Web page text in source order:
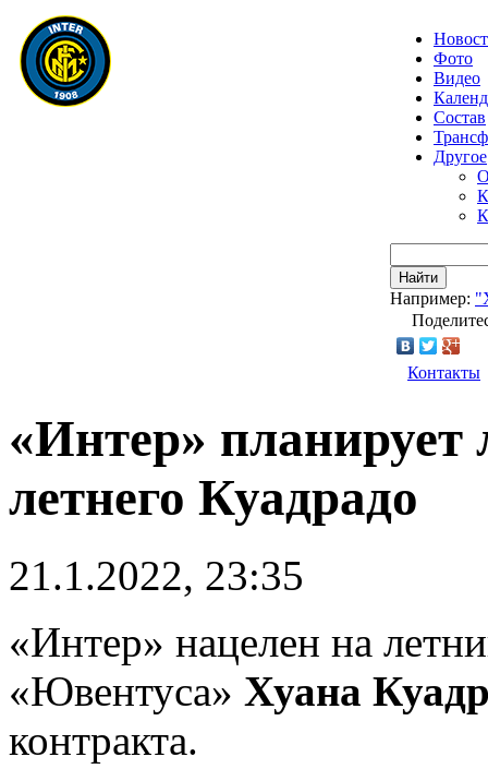
Фото
Видео
Состав
Другое
Найти
Например:
Контакты
«Интер» планирует
летнего Куадрадо
21.1.2022, 23:35
«Интер» нацелен на
«Ювентуса» Хуана
контракта.